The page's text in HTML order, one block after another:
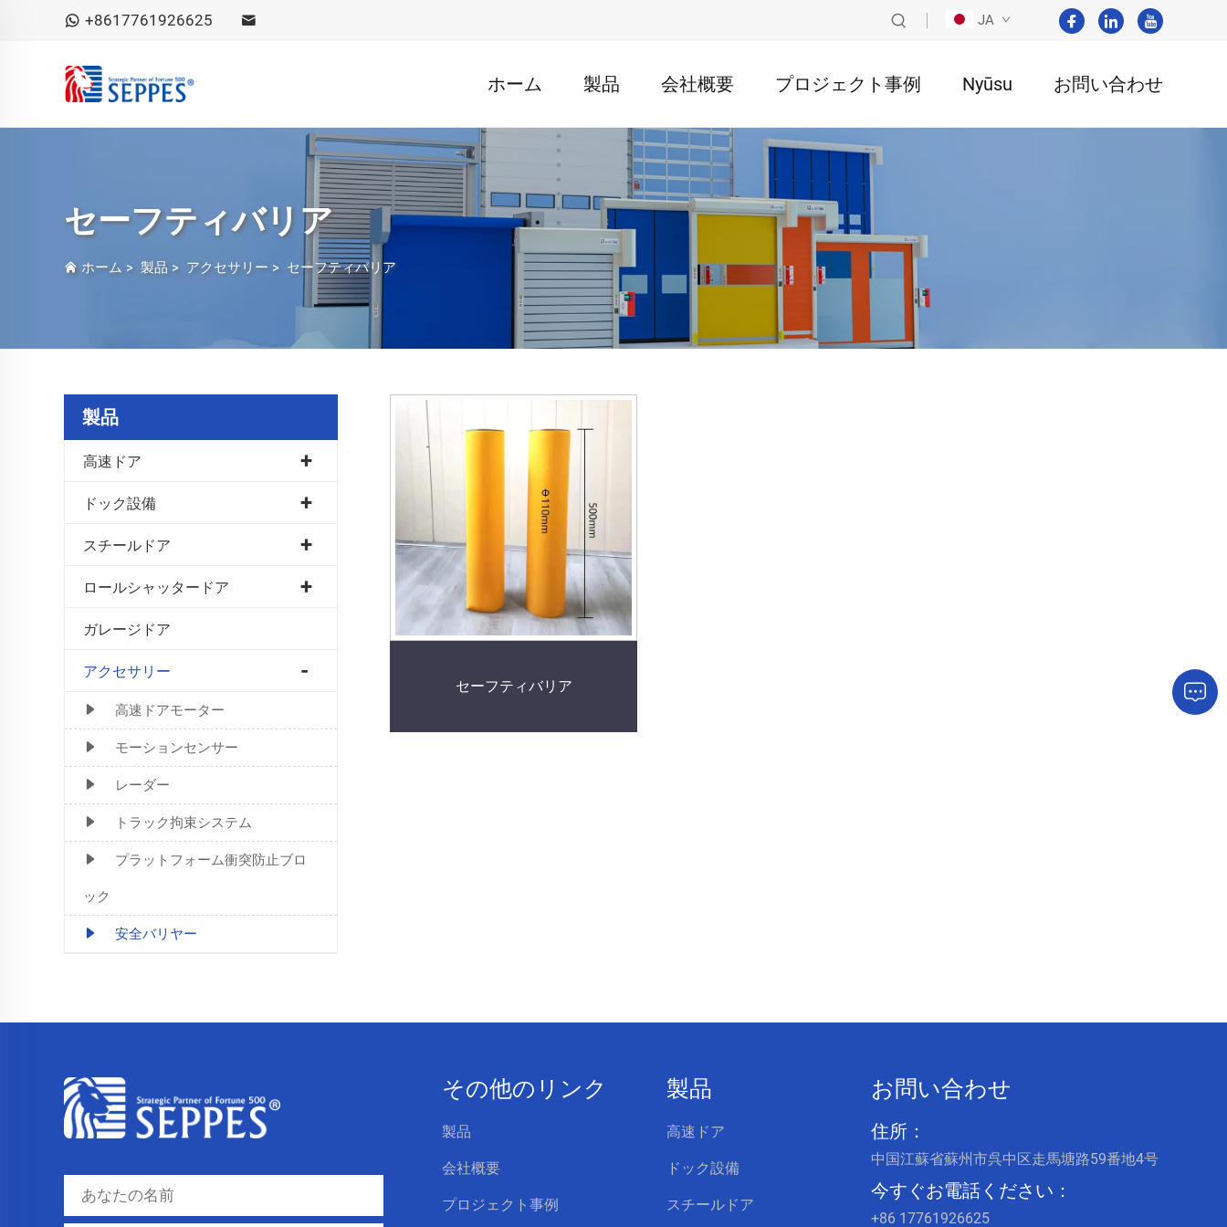
+8617761926625 JA
ホーム 製品 会社概要 プロジェクト事例 Nyūsu お問い合わせ
セーフティバリア
ホーム > 製品 > アクセサリー > セーフティバリア
製品
高速ドア
ドック設備
スチールドア
ロールシャッタードア
ガレージドア
アクセサリー
高速ドアモーター
モーションセンサー
レーダー
トラック拘束システム
プラットフォーム衝突防止ブロ
ック
安全バリヤー
セーフティバリア
その他のリンク
製品
会社概要
プロジェクト事例
製品
高速ドア
ドック設備
スチールドア
お問い合わせ
住所：
中国江蘇省蘇州市呉中区走馬塘路59番地4号
今すぐお電話ください：
+86 17761926625